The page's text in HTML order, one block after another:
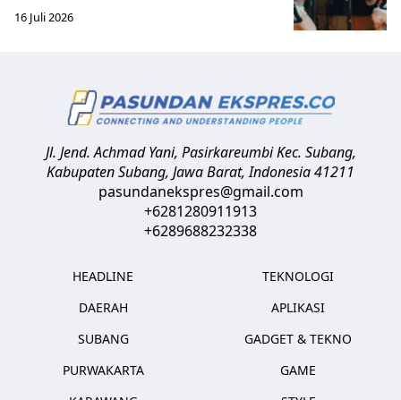
16 Juli 2026
Jl. Jend. Achmad Yani, Pasirkareumbi Kec. Subang,
Kabupaten Subang, Jawa Barat,Indonesia41211
pasundanekspres@gmail.com
+6281280911913
+6289688232338
HEADLINE
DAERAH
SUBANG
PURWAKARTA
TEKNOLOGI
APLIKASI
GADGET & TEKNO
GAME